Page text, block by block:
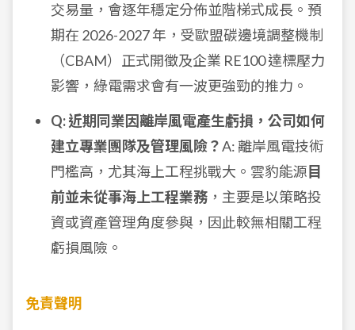
交易量，會逐年穩定分佈並階梯式成長。預
期在 2026-2027 年，受歐盟碳邊境調整機制
（CBAM）正式開徵及企業 RE100 達標壓力
影響，綠電需求會有一波更強勁的推力。
Q: 近期同業因離岸風電產生虧損，公司如何
建立專業團隊及管理風險？A: 離岸風電技術
門檻高，尤其海上工程挑戰大。雲豹能源 目
前並未從事海上工程業務 ，主要是以策略投
資或資產管理角度參與，因此較無相關工程
虧損風險。
免責聲明